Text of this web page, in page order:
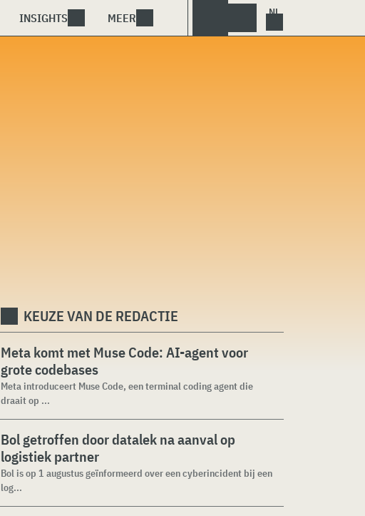
INSIGHTS MEER
KEUZE VAN DE REDACTIE
Meta komt met Muse Code: AI-agent voor
grote codebases
Meta introduceert Muse Code, een terminal coding agent die
draait op ...
Bol getroffen door datalek na aanval op
logistiek partner
Bol is op 1 augustus geïnformeerd over een cyberincident bij een
log...